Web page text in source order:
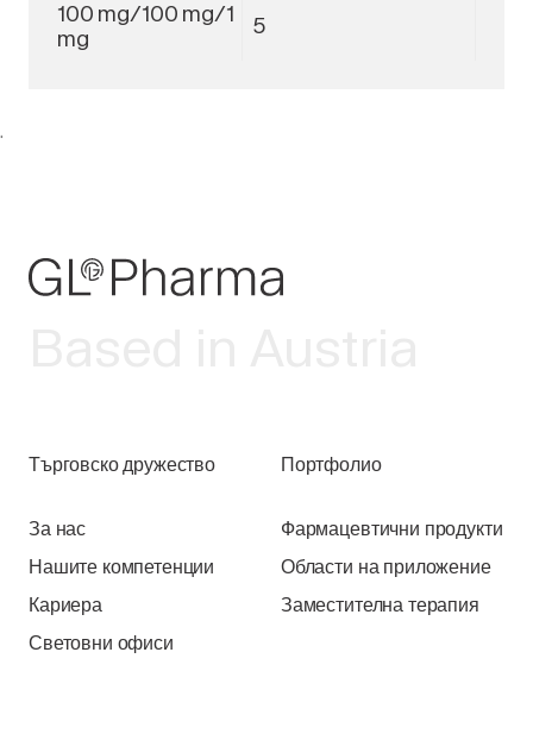
100 mg/100 mg/1
mg
5
.
Търговско дружество
За нас
Нашите компетенции
Кариера
Световни офиси
Портфолио
Фармацевтични продукти
Области на приложение
Заместителна терапия